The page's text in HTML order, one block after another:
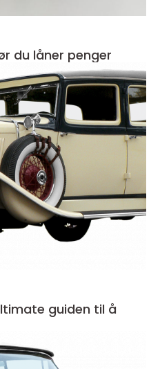
du låner penger
guiden til å